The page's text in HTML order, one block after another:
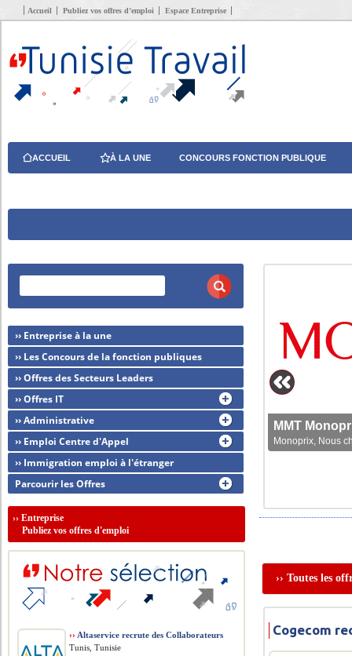
Accueil Publiez vos offres d’emploi Espace Entreprise
ACCUEIL À LA UNE CONCOURS FONCTION PUBLIQUE
MMT
Monoprix, Nous
›› Toutes les
Cogecom
›› Entreprise à la une
›› Les Concours de la fonction publiques
›› Offres des Secteurs Leaders
›› Offres IT
›› Administrative
›› Emploi Centre d'Appel
›› Immigration emploi à l'étranger
Parcourir les Offres
››Entreprise
Publiez vos offres d'emploi
›› Altaservice recrute des Collaborateurs
Tunis, Tunisie